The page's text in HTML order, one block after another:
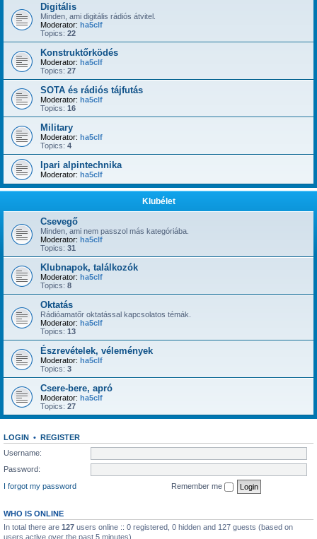
Digitális
Minden, ami digitális rádiós átvitel.
Moderator: ha5clf
Topics: 22
Konstruktőrködés
Moderator: ha5clf
Topics: 27
SOTA és rádiós tájfutás
Moderator: ha5clf
Topics: 16
Military
Moderator: ha5clf
Topics: 4
Ipari alpintechnika
Moderator: ha5clf
Klubélet
Csevegő
Minden, ami nem passzol más kategóriába.
Moderator: ha5clf
Topics: 31
Klubnapok, találkozók
Moderator: ha5clf
Topics: 8
Oktatás
Rádióamatőr oktatással kapcsolatos témák.
Moderator: ha5clf
Topics: 13
Észrevételek, vélemények
Moderator: ha5clf
Topics: 3
Csere-bere, apró
Moderator: ha5clf
Topics: 27
LOGIN • REGISTER
Username:
Password:
I forgot my password
Remember me
WHO IS ONLINE
In total there are 127 users online :: 0 registered, 0 hidden and 127 guests (based on
users active over the past 5 minutes)